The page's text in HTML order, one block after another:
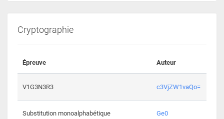
Cryptographie
Épreuve Auteur
V1G3N3R3 c3VjZW1vaQo=
Substitution monoalphabétique Ge0